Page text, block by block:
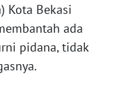
Kota Bekasi
ada
pidana, tidak